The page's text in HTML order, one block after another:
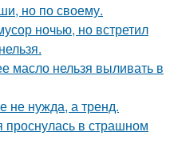
но по своему.
ночью, но встретил
масло нельзя выливать в
не нужда, а тренд.
проснулась в страшном